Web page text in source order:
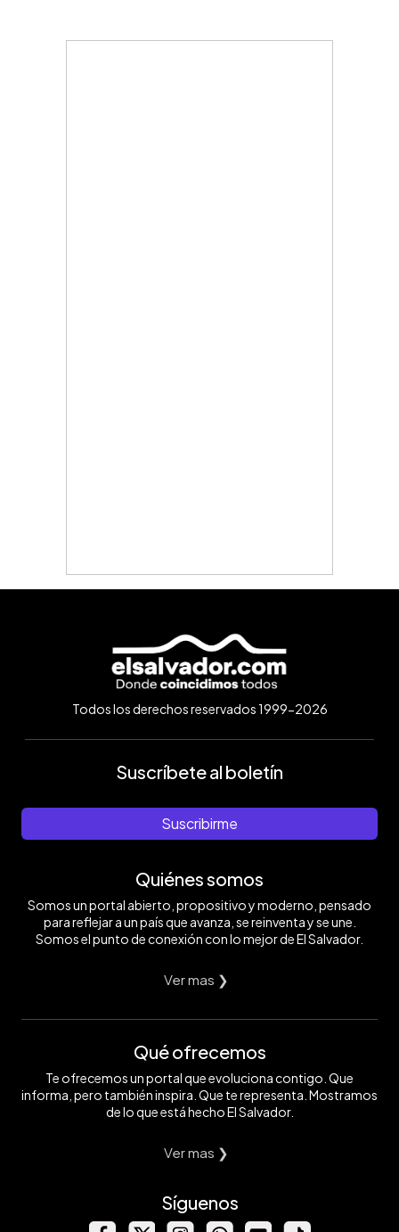
Todos los derechos reservados 1999-2026
Suscríbete al boletín
Suscribirme
Quiénes somos
Somos un portal abierto, propositivo y moderno, pensado
para reflejar a un país que avanza, se reinventa y se une.
Somos el punto de conexión con lo mejor de El Salvador.
Ver mas ❯
Qué ofrecemos
Te ofrecemos un portal que evoluciona contigo. Que
informa, pero también inspira. Que te representa. Mostramos
de lo que está hecho El Salvador.
Ver mas ❯
Síguenos